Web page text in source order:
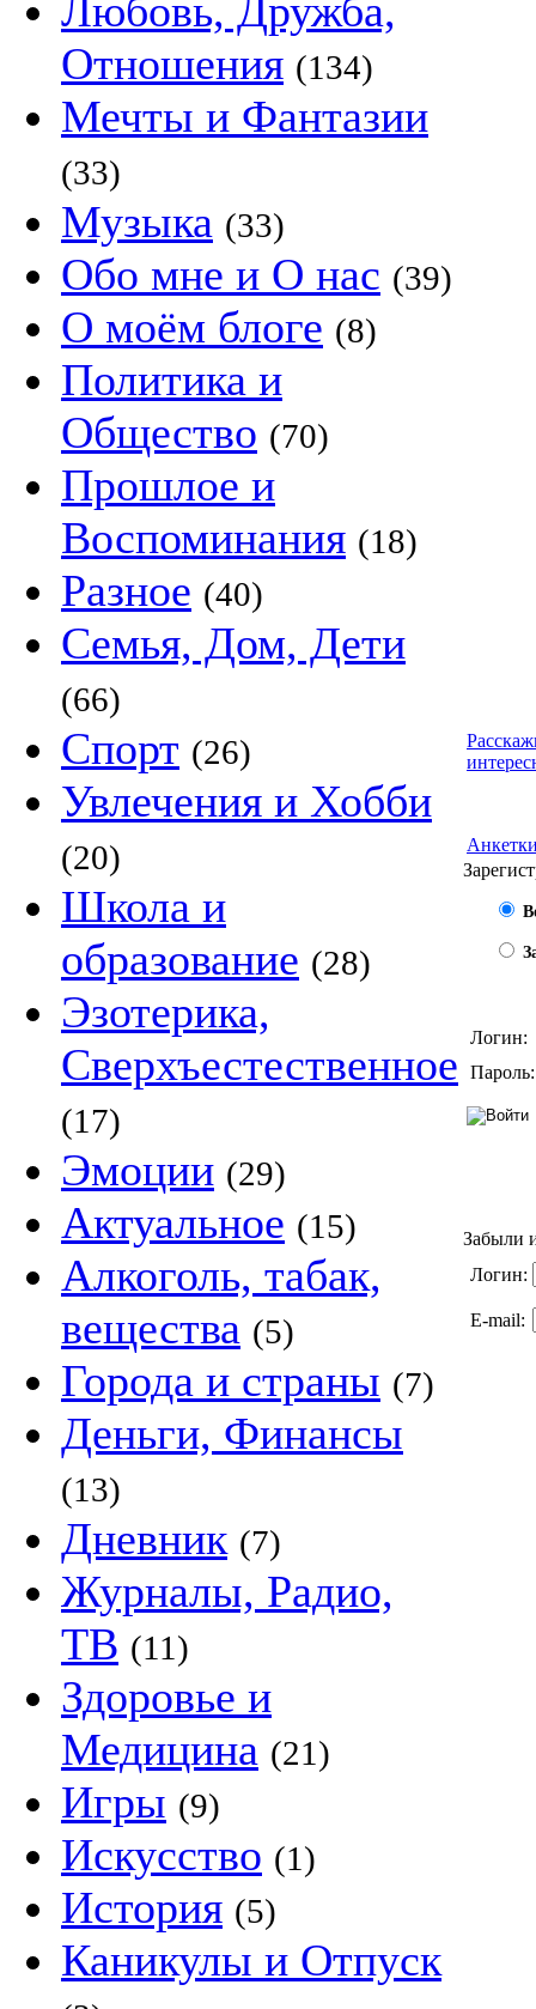
Любовь, Дружба,
Отношения (134)
Мечты и Фантазии
(33)
Музыка (33)
Обо мне и О нас (39)
О моём блоге (8)
Политика и
Общество (70)
Прошлое и
Воспоминания (18)
Разное (40)
Семья, Дом, Дети
(66)
Спорт (26)
Увлечения и Хобби
(20)
Школа и
образование (28)
Эзотерика,
Сверхъестественное
(17)
Эмоции (29)
Актуальное (15)
Алкоголь, табак,
вещества (5)
Города и страны (7)
Деньги, Финансы
(13)
Дневник (7)
Журналы, Радио,
ТВ (11)
Здоровье и
Медицина (21)
Игры (9)
Искусство (1)
История (5)
Каникулы и Отпуск
Логин:
Пароль:
Забыли
Логин:
E-mail: